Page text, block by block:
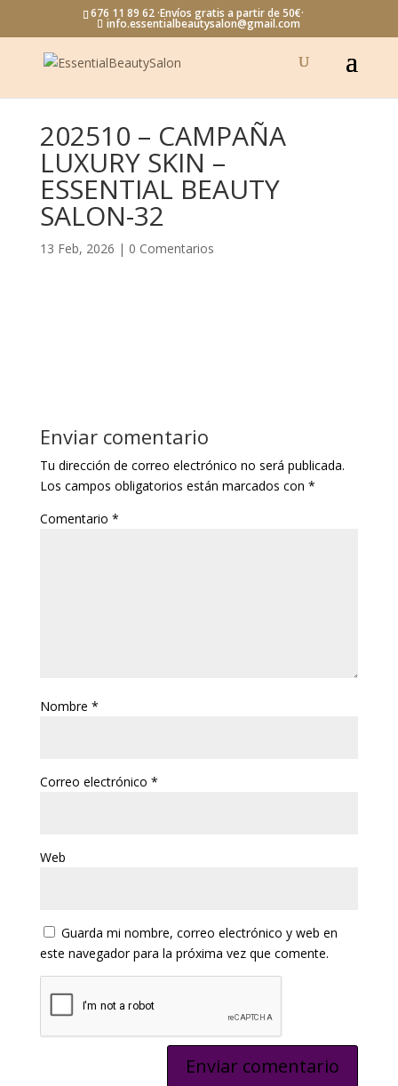
676 11 89 62 ·Envíos gratis a partir de 50€·
info.essentialbeautysalon@gmail.com
202510 – CAMPAÑA
LUXURY SKIN –
ESSENTIAL BEAUTY
SALON-32
13 Feb, 2026 | 0 Comentarios
Enviar comentario
Tu dirección de correo electrónico no será publicada.
Los campos obligatorios están marcados con *
Comentario *
Nombre *
Correo electrónico *
Web
Guarda mi nombre, correo electrónico y web en
este navegador para la próxima vez que comente.